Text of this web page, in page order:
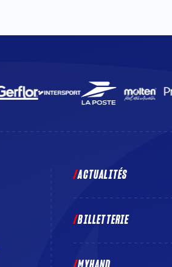
ACTUALITÉS
BILLETTERIE